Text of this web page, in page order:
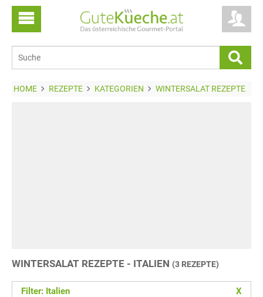
HOME REZEPTE KATEGORIEN WINTERSALAT REZEPTE
WINTERSALAT REZEPTE - ITALIEN (3 REZEPTE)
Filter: Italien X